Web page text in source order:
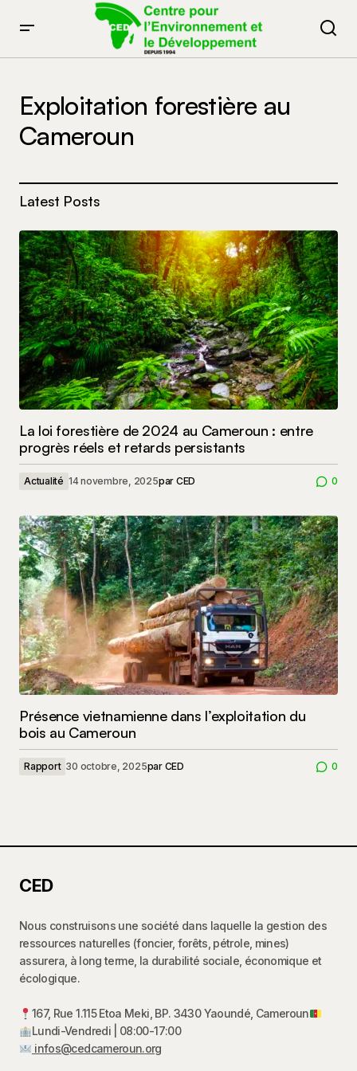
Exploitation forestière au
Cameroun
Latest Posts
La loi forestière de 2024 au Cameroun : entre
progrès réels et retards persistants
Actualité 14 novembre, 2025par CED 0
Présence vietnamienne dans l’exploitation du
bois au Cameroun
Rapport 30 octobre, 2025par CED 0
CED
Nous construisons une société dans laquelle la gestion des
ressources naturelles (foncier, forêts, pétrole, mines)
assurera, à long terme, la durabilité sociale, économique et
écologique.
167, Rue 1.115 Etoa Meki, BP. 3430 Yaoundé, Cameroun
Lundi-Vendredi | 08:00-17:00
infos@cedcameroun.org